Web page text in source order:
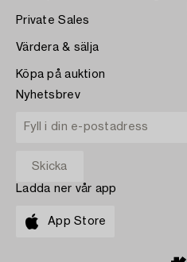
Private Sales
Värdera & sälja
Köpa på auktion
Nyhetsbrev
Ladda ner vår app
App Store